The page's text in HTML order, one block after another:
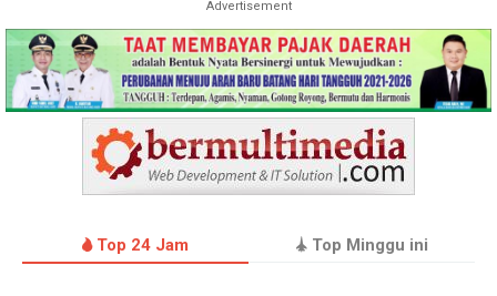
Advertisement
Top 24 Jam Top Minggu ini